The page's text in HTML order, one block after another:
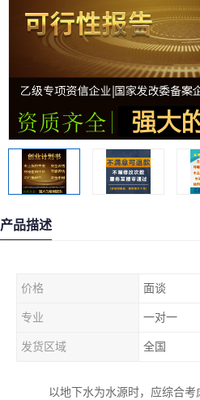
产品描述
价格 面谈
专业 一对一
发货区域 全国
以地下水为水源时，应综合